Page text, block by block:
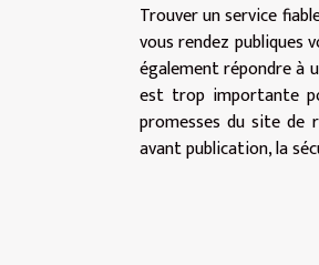
Trouver un service
vous rendez publiques
également répondre à
est trop importante
promesses du site de
avant publication, la